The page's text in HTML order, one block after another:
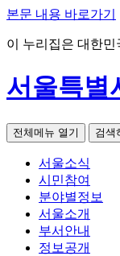
본문 내용 바로가기
이 누리집은 대한
서울특별
전체메뉴 열기 검색
서울소식
시민참여
분야별정보
서울소개
부서안내
정보공개